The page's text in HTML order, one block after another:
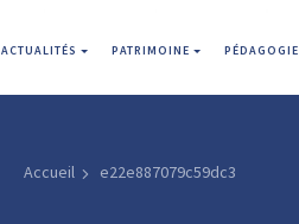
ACTUALITÉS PATRIMOINE PÉDAGOGIE
Accueil e22e887079c59dc3